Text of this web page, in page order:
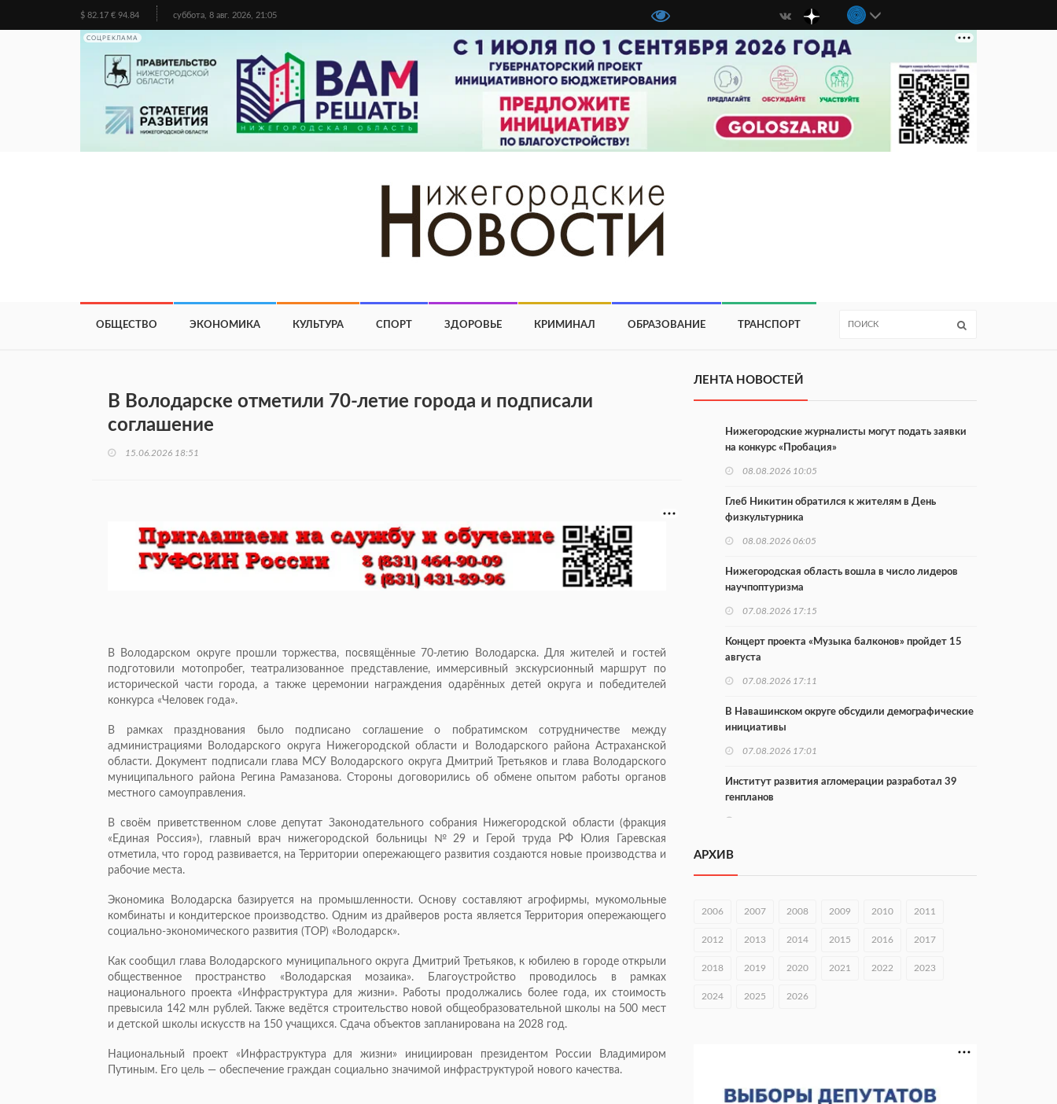
$ 82.17 € 94.84 суббота, 8 авг. 2026, 21:05
СОЦРЕКЛАМА
ОБЩЕСТВО ЭКОНОМИКА КУЛЬТУРА СПОРТ ЗДОРОВЬЕ КРИМИНАЛ ОБРАЗОВАНИЕ ТРАНСПОРТ
В Володарске отметили 70-летие города и подписали
соглашение
15.06.2026 18:51
В Володарском округе прошли торжества, посвящённые 70-летию Володарска. Для жителей и гостей
подготовили мотопробег, театрализованное представление, иммерсивный экскурсионный маршрут по
исторической части города, а также церемонии награждения одарённых детей округа и победителей
конкурса «Человек года».
В рамках празднования было подписано соглашение о побратимском сотрудничестве между
администрациями Володарского округа Нижегородской области и Володарского района Астраханской
области. Документ подписали глава МСУ Володарского округа Дмитрий Третьяков и глава Володарского
муниципального района Регина Рамазанова. Стороны договорились об обмене опытом работы органов
местного самоуправления.
В своём приветственном слове депутат Законодательного собрания Нижегородской области (фракция
«Единая Россия»), главный врач нижегородской больницы № 29 и Герой труда РФ Юлия Гаревская
отметила, что город развивается, на Территории опережающего развития создаются новые производства и
рабочие места.
Экономика Володарска базируется на промышленности. Основу составляют агрофирмы, мукомольные
комбинаты и кондитерское производство. Одним из драйверов роста является Территория опережающего
социально-экономического развития (ТОР) «Володарск».
Как сообщил глава Володарского муниципального округа Дмитрий Третьяков, к юбилею в городе открыли
общественное пространство «Володарская мозаика». Благоустройство проводилось в рамках
национального проекта «Инфраструктура для жизни». Работы продолжались более года, их стоимость
превысила 142 млн рублей. Также ведётся строительство новой общеобразовательной школы на 500 мест
и детской школы искусств на 150 учащихся. Сдача объектов запланирована на 2028 год.
Национальный проект «Инфраструктура для жизни» инициирован президентом России Владимиром
Путиным. Его цель — обеспечение граждан социально значимой инфраструктурой нового качества.
ЛЕНТА НОВОСТЕЙ
Нижегородские журналисты могут подать заявки
на конкурс «Пробация»
08.08.2026 10:05
Глеб Никитин обратился к жителям в День
физкультурника
08.08.2026 06:05
Нижегородская область вошла в число лидеров
научпоптуризма
07.08.2026 17:15
Концерт проекта «Музыка балконов» пройдет 15
августа
07.08.2026 17:11
В Навашинском округе обсудили демографические
инициативы
07.08.2026 17:01
Институт развития агломерации разработал 39
генпланов
С 8 августа изменят схему движения на въезде в
оперштаба
В Чкаловске спустили на воду «Метеор-120Р»
07.08.2026 13:48
АРХИВ
2006 2007 2008 2009 2010 2011
2012 2013 2014 2015 2016 2017
2018 2019 2020 2021 2022 2023
2024 2025 2026